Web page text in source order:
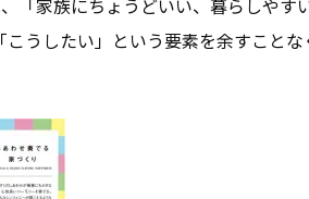
「家族にちょうどいい、暮らしやす
うしたい」という要素を余すこと